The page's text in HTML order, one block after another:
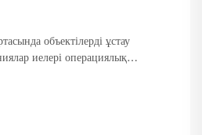
объектілерді ұстау
иелері операциялық